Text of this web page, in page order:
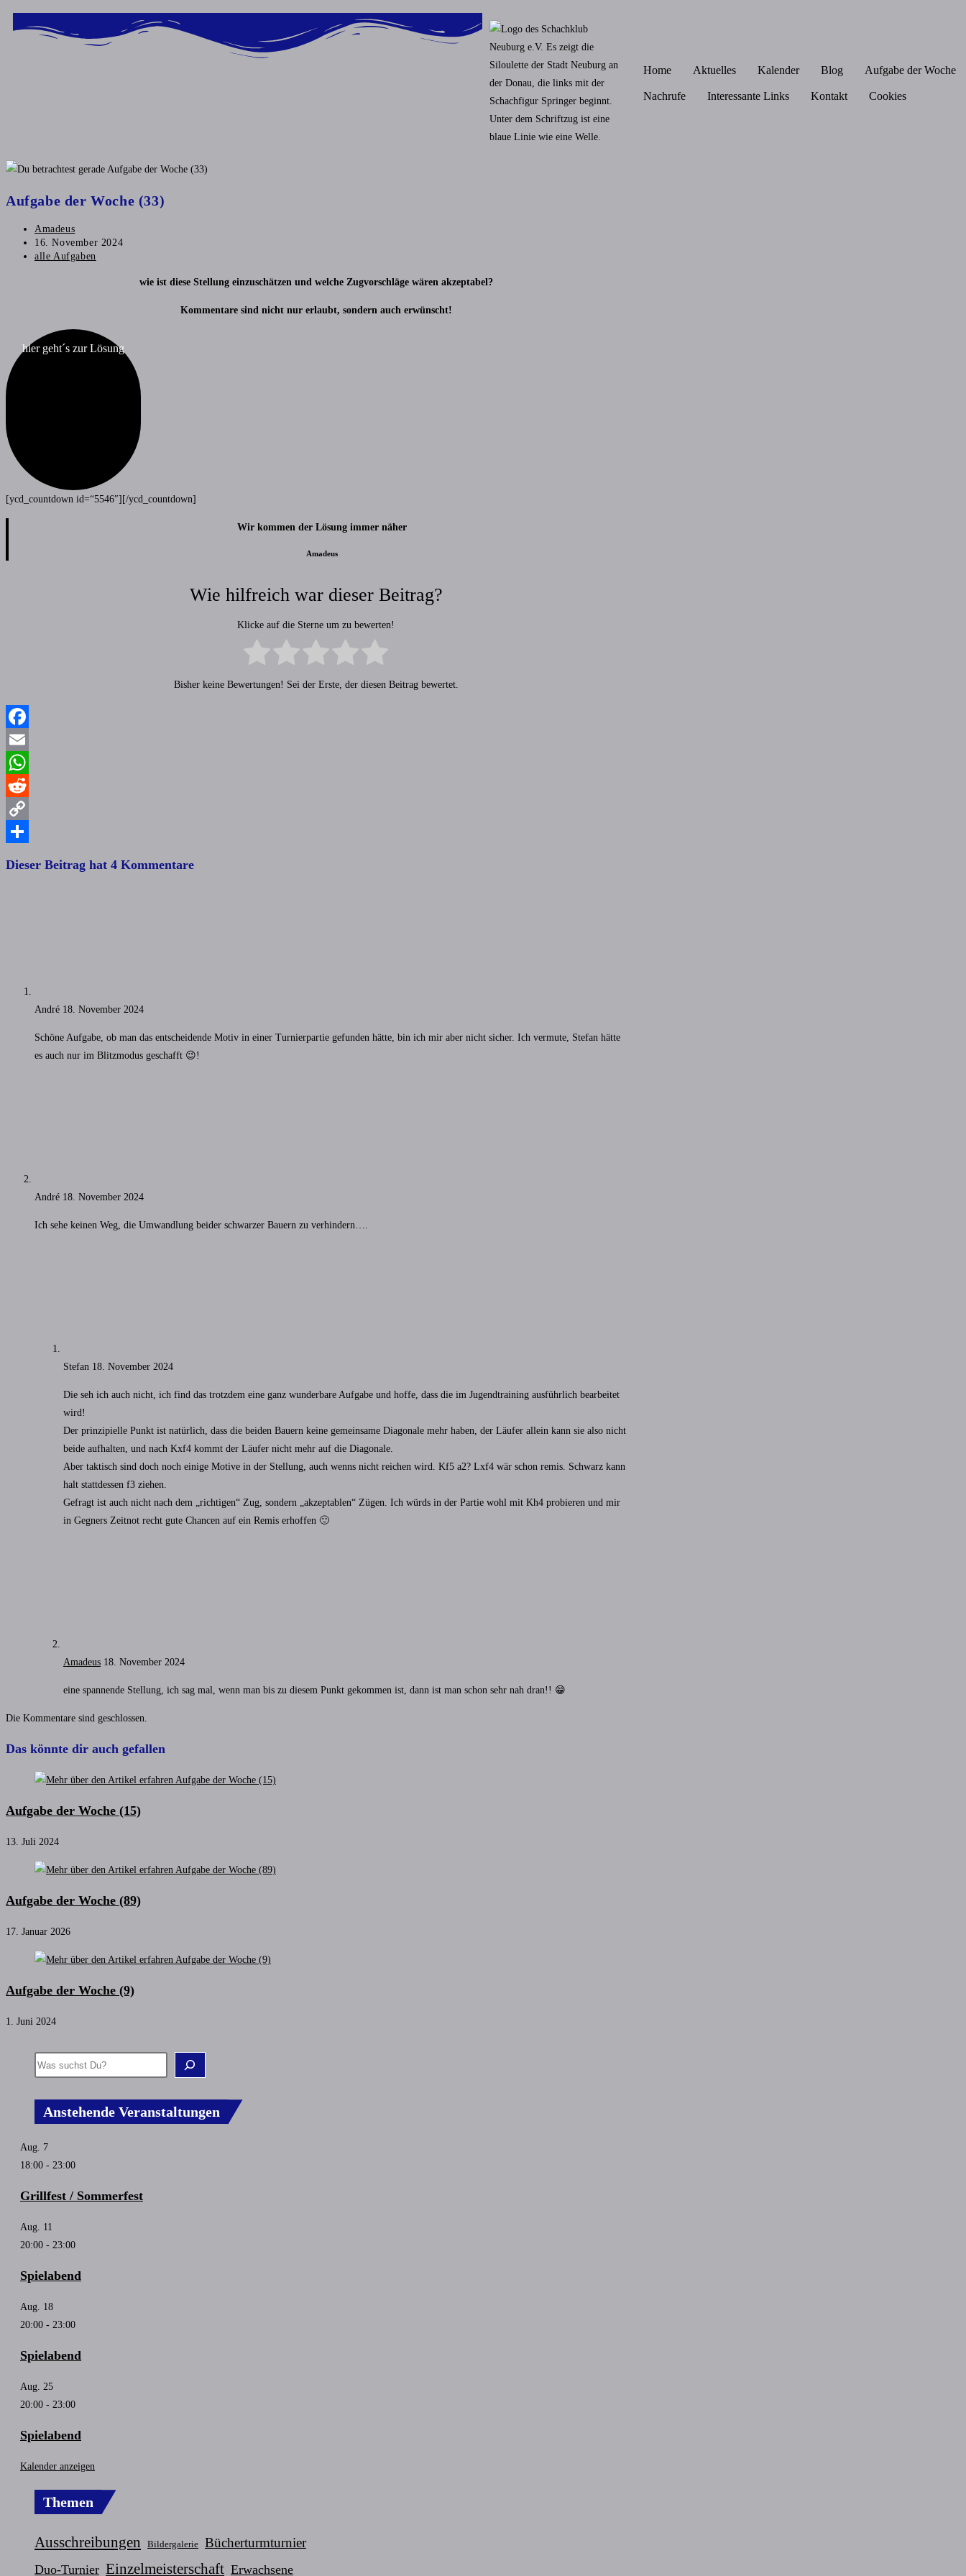
springen
Home Aktuelles Kalender Blog Aufgabe der Woche
Nachrufe Interessante Links Kontakt Cookies
Aufgabe der Woche (33)
Amadeus
16. November 2024
alle Aufgaben
wie ist diese Stellung einzuschätzen und welche Zugvorschläge wären akzeptabel?
Kommentare sind nicht nur erlaubt, sondern auch erwünscht!
hier geht´s zur Lösung
[ycd_countdown id=“5546″][/ycd_countdown]
Wir kommen der Lösung immer näher
Amadeus
Wie hilfreich war dieser Beitrag?
Klicke auf die Sterne um zu bewerten!
Bisher keine Bewertungen! Sei der Erste, der diesen Beitrag bewertet.
Facebook
Email
WhatsApp
Reddit
Copy
Dieser Beitrag hat 4 Kommentare
André 18. November 2024
Schöne Aufgabe, ob man das entscheidende Motiv in einer Turnierpartie gefunden hätte, bin ich mir aber nicht sicher. Ich vermute, Stefan hätte
es auch nur im Blitzmodus geschafft 😉!
André 18. November 2024
Ich sehe keinen Weg, die Umwandlung beider schwarzer Bauern zu verhindern….
Stefan 18. November 2024
Die seh ich auch nicht, ich find das trotzdem eine ganz wunderbare Aufgabe und hoffe, dass die im Jugendtraining ausführlich bearbeitet
wird!
Der prinzipielle Punkt ist natürlich, dass die beiden Bauern keine gemeinsame Diagonale mehr haben, der Läufer allein kann sie also nicht
beide aufhalten, und nach Kxf4 kommt der Läufer nicht mehr auf die Diagonale.
Aber taktisch sind doch noch einige Motive in der Stellung, auch wenns nicht reichen wird. Kf5 a2? Lxf4 wär schon remis. Schwarz kann
halt stattdessen f3 ziehen.
Gefragt ist auch nicht nach dem „richtigen“ Zug, sondern „akzeptablen“ Zügen. Ich würds in der Partie wohl mit Kh4 probieren und mir
in Gegners Zeitnot recht gute Chancen auf ein Remis erhoffen 🙂
Amadeus 18. November 2024
eine spannende Stellung, ich sag mal, wenn man bis zu diesem Punkt gekommen ist, dann ist man schon sehr nah dran!! 😁
Die Kommentare sind geschlossen.
Das könnte dir auch gefallen
Aufgabe der Woche (15)
13. Juli 2024
Aufgabe der Woche (89)
17. Januar 2026
Aufgabe der Woche (9)
1. Juni 2024
Anstehende Veranstaltungen
Aug. 7
18:00 - 23:00
Grillfest / Sommerfest
Aug. 11
20:00 - 23:00
Spielabend
Aug. 18
20:00 - 23:00
Spielabend
Aug. 25
20:00 - 23:00
Spielabend
Kalender anzeigen
Themen
Ausschreibungen Bildergalerie Bücherturmturnier
Duo-Turnier Einzelmeisterschaft Erwachsene